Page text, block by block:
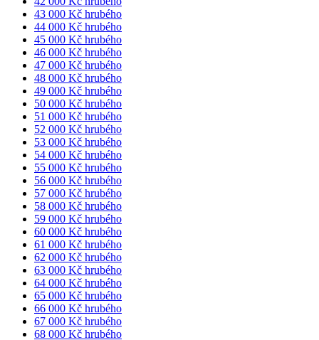
43 000 Kč hrubého
44 000 Kč hrubého
45 000 Kč hrubého
46 000 Kč hrubého
47 000 Kč hrubého
48 000 Kč hrubého
49 000 Kč hrubého
50 000 Kč hrubého
51 000 Kč hrubého
52 000 Kč hrubého
53 000 Kč hrubého
54 000 Kč hrubého
55 000 Kč hrubého
56 000 Kč hrubého
57 000 Kč hrubého
58 000 Kč hrubého
59 000 Kč hrubého
60 000 Kč hrubého
61 000 Kč hrubého
62 000 Kč hrubého
63 000 Kč hrubého
64 000 Kč hrubého
65 000 Kč hrubého
66 000 Kč hrubého
67 000 Kč hrubého
68 000 Kč hrubého